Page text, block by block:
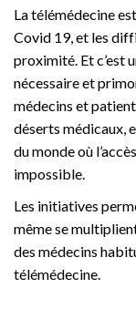
La télémédecine
Covid 19, et les
proximité. Et c’est
nécessaire et
médecins et
déserts médicaux,
du monde où
impossible.
Les initiatives
même se
des médecins
télémédecine.